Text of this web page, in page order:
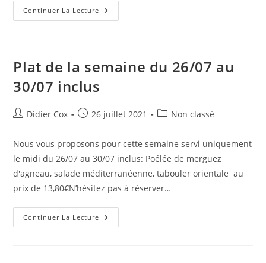
Continuer La Lecture
Plat de la semaine du 26/07 au
30/07 inclus
Didier Cox 26 juillet 2021 Non classé
Nous vous proposons pour cette semaine servi uniquement
le midi du 26/07 au 30/07 inclus: Poélée de merguez
d'agneau, salade méditerranéenne, tabouler orientale au
prix de 13,80€N’hésitez pas à réserver…
Continuer La Lecture